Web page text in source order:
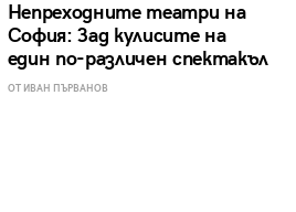
Непреходните театри на
София: Зад кулисите на
един по-различен спектакъл
ОТ ИВАН ПЪРВАНОВ